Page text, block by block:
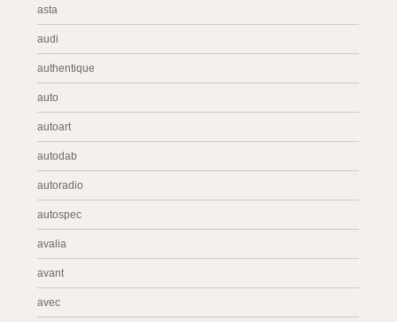
asta
audi
authentique
auto
autoart
autodab
autoradio
autospec
avalia
avant
avec